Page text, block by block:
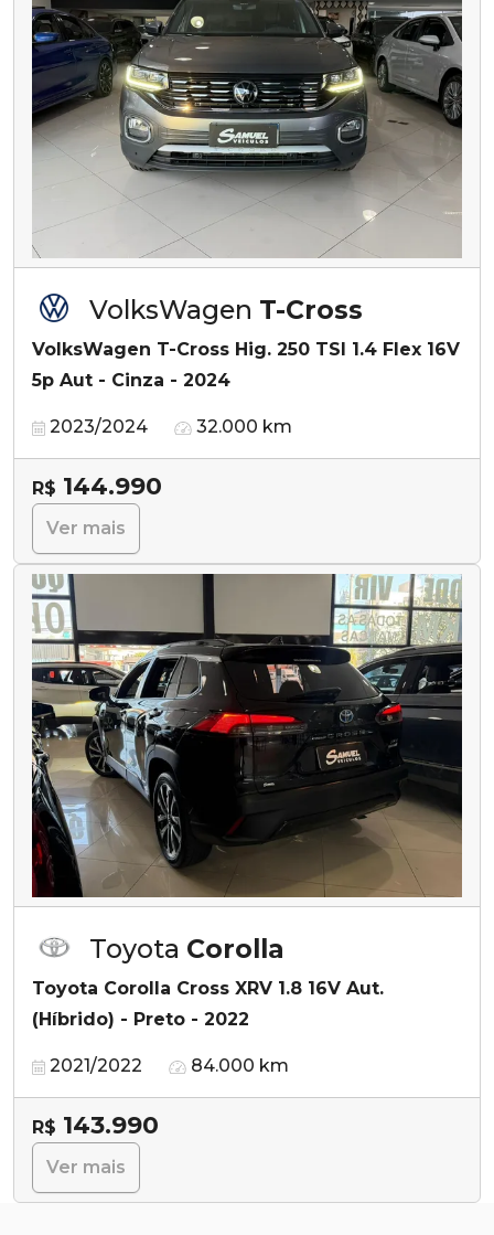
VolksWagen T-Cross
VolksWagen T-Cross Hig. 250 TSI 1.4 Flex 16V
5p Aut - Cinza - 2024
2023/2024 32.000 km
R$ 144.990
Ver mais
Toyota Corolla
Toyota Corolla Cross XRV 1.8 16V Aut.
(Híbrido) - Preto - 2022
2021/2022 84.000 km
R$ 143.990
Ver mais